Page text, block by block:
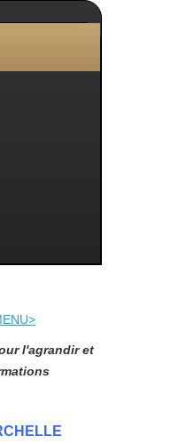
l'agrandir et